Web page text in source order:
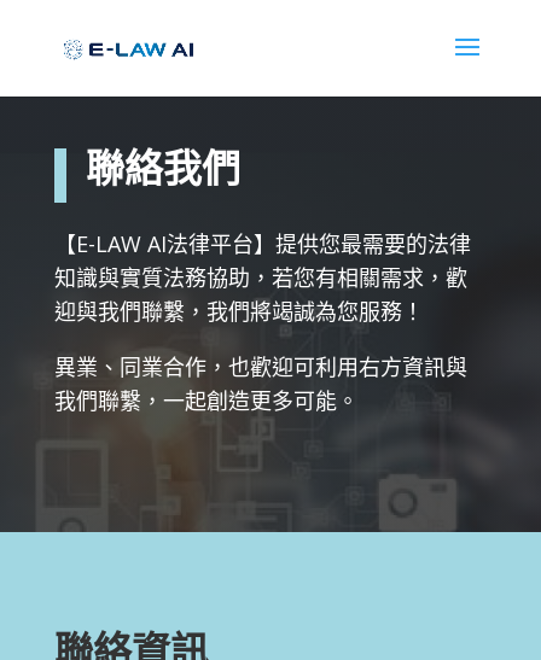
聯絡我們
【E-LAW AI法律平台】提供您最需要的法律
知識與實質法務協助，若您有相關需求，歡
迎與我們聯繫，我們將竭誠為您服務！
異業、同業合作，也歡迎可利用右方資訊與
我們聯繫，一起創造更多可能。